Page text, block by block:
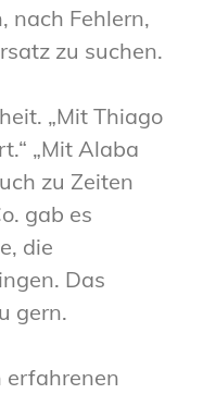
nach Fehlern,
zu suchen.
„Mit Thiago
„Mit Alaba
zu Zeiten
gab es
die
Das
gern.
erfahrenen